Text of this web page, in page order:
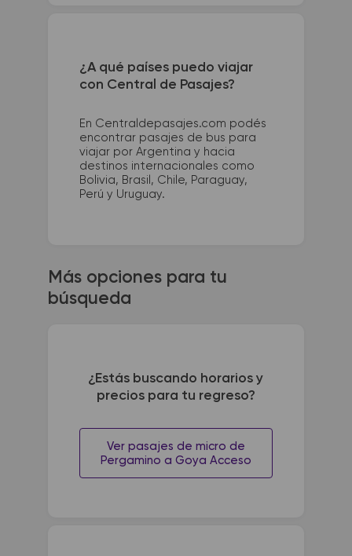
¿A qué países puedo viajar
con Central de Pasajes?
En Centraldepasajes.com podés
encontrar pasajes de bus para
viajar por Argentina y hacia
destinos internacionales como
Bolivia, Brasil, Chile, Paraguay,
Perú y Uruguay.
Más opciones para tu
búsqueda
¿Estás buscando horarios y
precios para tu regreso?
Ver pasajes de micro de
Pergamino a Goya Acceso